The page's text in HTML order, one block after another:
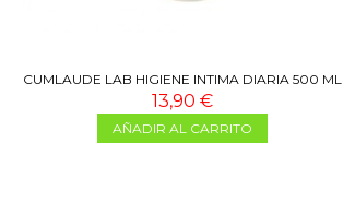
CUMLAUDE LAB HIGIENE INTIMA DIARIA 500 ML
13,90 €
AÑADIR AL CARRITO